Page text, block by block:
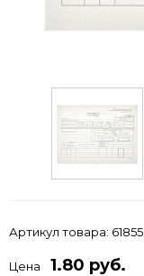
Артикул товара: 61855
Цена 1.80 руб.